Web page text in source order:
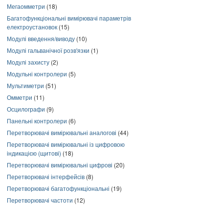
Мегаомметри (18)
Багатофункціональні вимірювачі параметрів
електроустановок (15)
Модулі введення/виводу (10)
Модулі гальванічної розв'язки (1)
Модулі захисту (2)
Модульні контролери (5)
Мультиметри (51)
Омметри (11)
Осцилографи (9)
Панельні контролери (6)
Перетворювачі вимірювальні аналогові (44)
Перетворювачі вимірювальні із цифровою
індикацією (щитові) (18)
Перетворювачі вимірювальні цифрові (20)
Перетворювачі інтерфейсів (8)
Перетворювачі багатофункціональні (19)
Перетворювачі частоти (12)